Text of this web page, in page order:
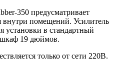
350 предусматривает
внутри помещений. Усилитель
установки в стандартный
19 дюймов.
только от сети 220В.